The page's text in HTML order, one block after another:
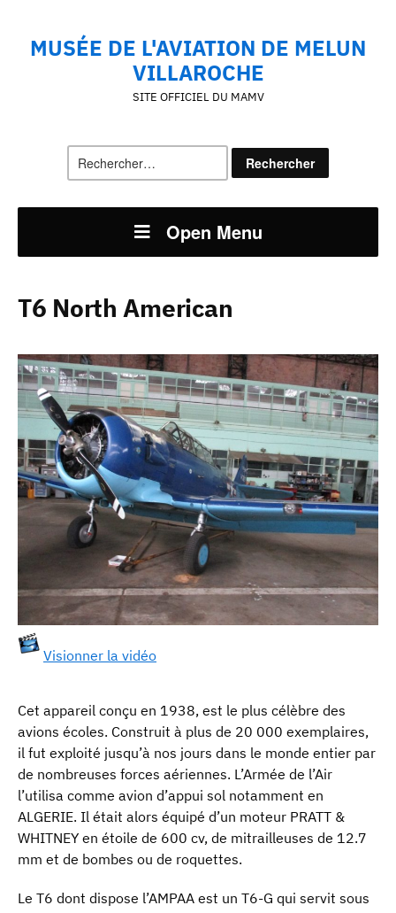
MUSÉE DE L'AVIATION DE MELUN
VILLAROCHE
SITE OFFICIEL DU MAMV
Open Menu
T6 North American
Visionner la vidéo
Cet appareil conçu en 1938, est le plus célèbre des
avions écoles. Construit à plus de 20 000 exemplaires,
il fut exploité jusqu’à nos jours dans le monde entier par
de nombreuses forces aériennes. L’Armée de l’Air
l’utilisa comme avion d’appui sol notamment en
ALGERIE. Il était alors équipé d’un moteur PRATT &
WHITNEY en étoile de 600 cv, de mitrailleuses de 12.7
mm et de bombes ou de roquettes.
Le T6 dont dispose l’AMPAA est un T6-G qui servit sous